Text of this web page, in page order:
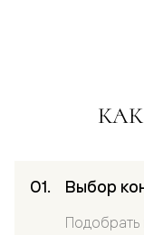
Выбор